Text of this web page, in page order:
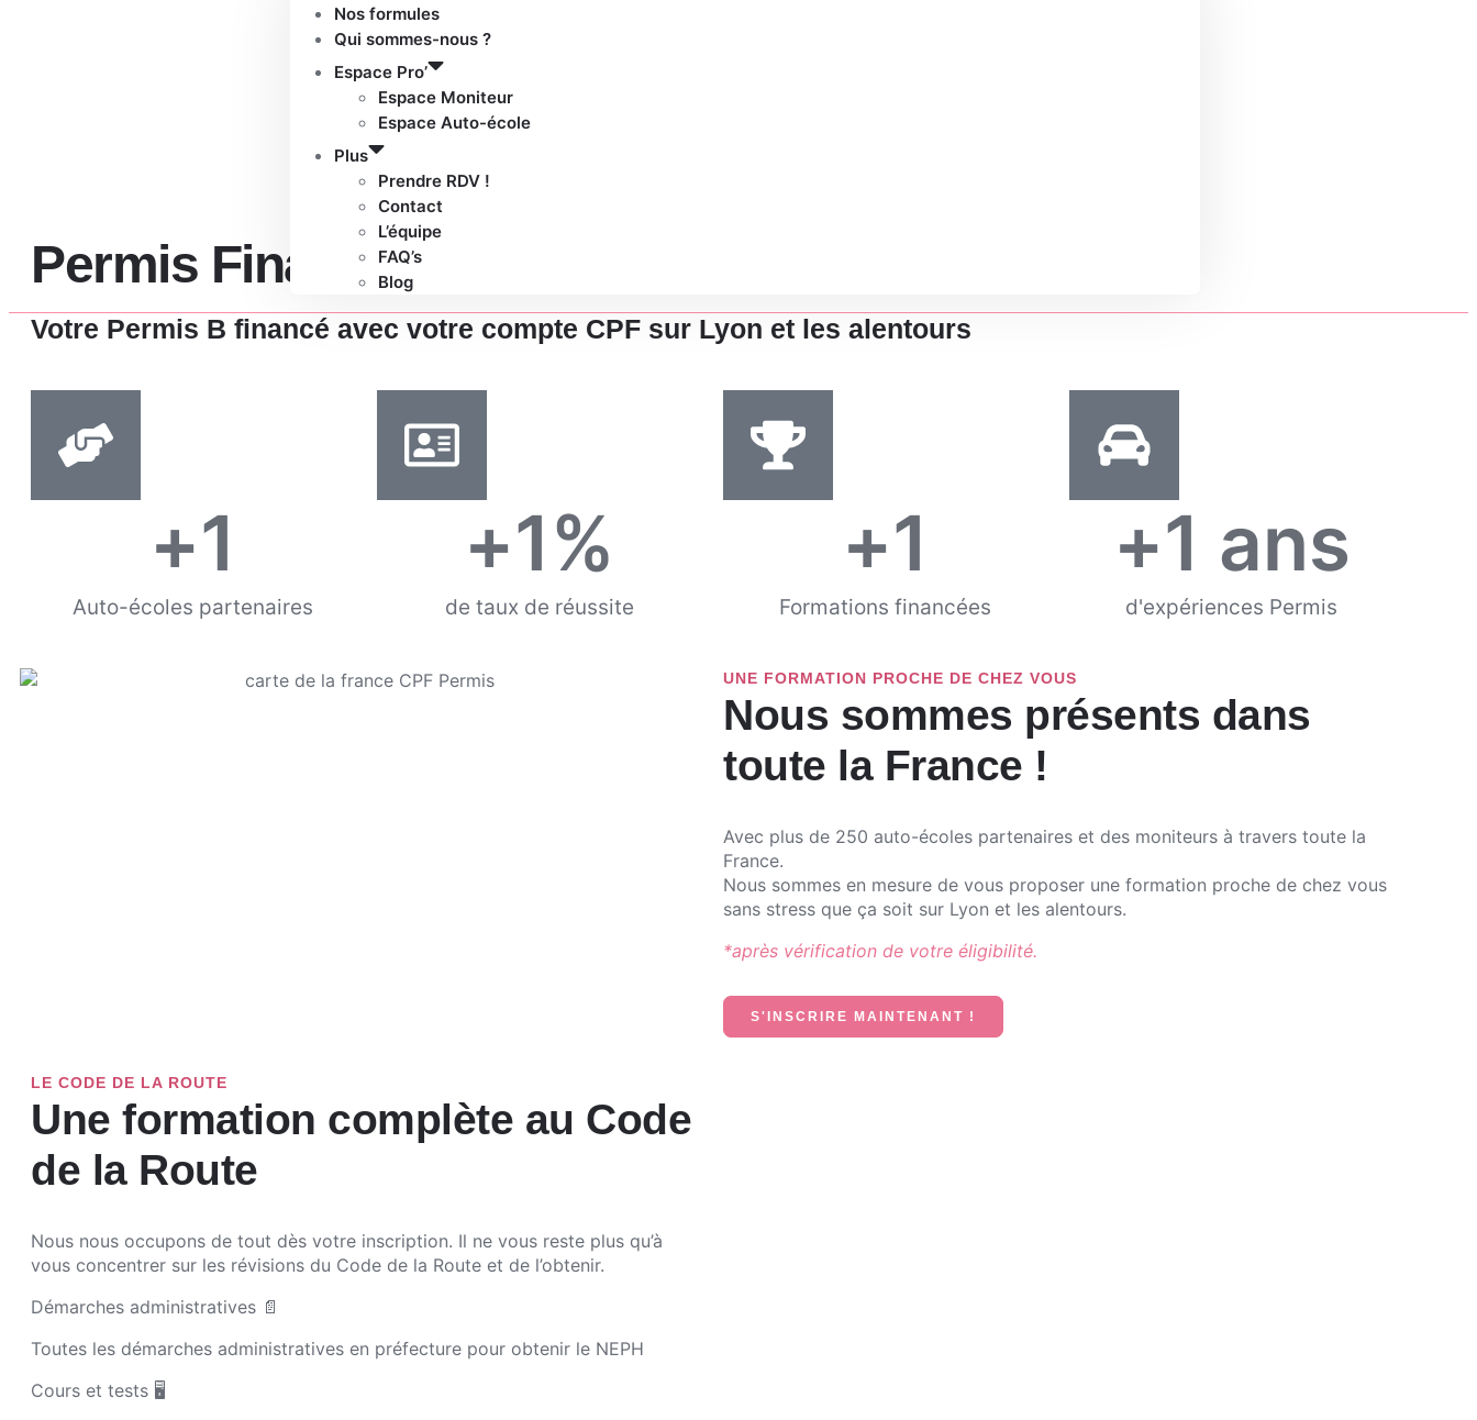
Nos formules
Qui sommes-nous ?
Espace Pro’
Espace Moniteur
Espace Auto-école
Plus
Prendre RDV !
Contact
L’équipe
FAQ’s
Blog
Permis Financé sur Lyon
Votre Permis B financé avec votre compte CPF sur Lyon et les alentours
Auto-écoles partenaires
+1
de taux de réussite
+1%
Formations financées
+1
d'expériences Permis
+1 ans
UNE FORMATION PROCHE DE CHEZ VOUS
Nous sommes présents dans
toute la France !
Avec plus de 250 auto-écoles partenaires et des moniteurs à travers toute la
France.
Nous sommes en mesure de vous proposer une formation proche de chez vous
sans stress que ça soit sur Lyon et les alentours.
*après vérification de votre éligibilité.
S'INSCRIRE MAINTENANT !
LE CODE DE LA ROUTE
Une formation complète au Code
de la Route
Nous nous occupons de tout dès votre inscription. Il ne vous reste plus qu’à
vous concentrer sur les révisions du Code de la Route et de l’obtenir.
Démarches administratives 📄
Toutes les démarches administratives en préfecture pour obtenir le NEPH
Cours et tests 🖥️